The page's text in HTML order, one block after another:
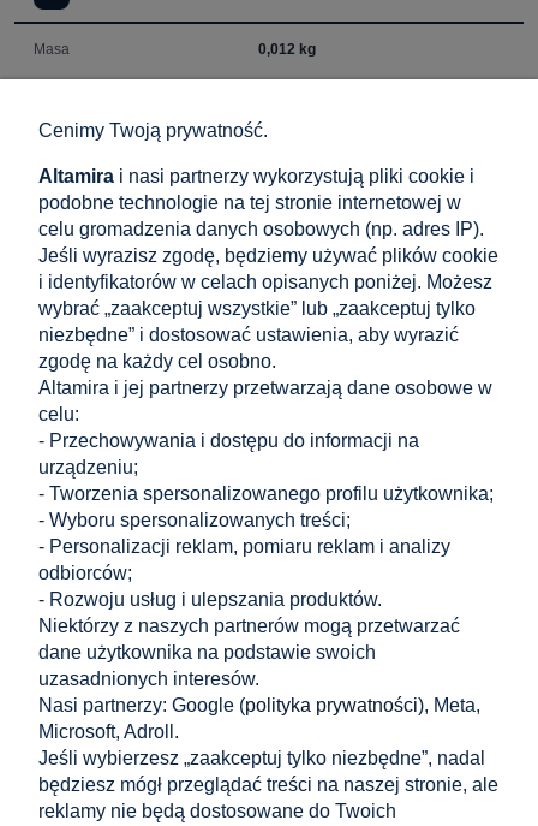
Masa 0,012 kg
Zastosowanie systemy fotowoltaiczne
, konstrukcje
zewnętrzne
Produkty powiązane
Pręt gwintowany DIN 976 M10x1000 mm stal
nierdzewna A2
8,47 zł
Cena netto:6,89 zł do koszyka
Zakupy
Pomoc
Moje konto
Informacje
Cenimy Twoją prywatność.
Altamira i nasi partnerzy wykorzystują pliki cookie i
podobne technologie na tej stronie internetowej w
celu gromadzenia danych osobowych (np. adres IP).
Jeśli wyrazisz zgodę, będziemy używać plików cookie
i identyfikatorów w celach opisanych poniżej. Możesz
wybrać „zaakceptuj wszystkie” lub „zaakceptuj tylko
niezbędne” i dostosować ustawienia, aby wyrazić
zgodę na każdy cel osobno.
Altamira i jej partnerzy przetwarzają dane osobowe w
celu:
- Przechowywania i dostępu do informacji na
urządzeniu;
- Tworzenia spersonalizowanego profilu użytkownika;
- Wyboru spersonalizowanych treści;
- Personalizacji reklam, pomiaru reklam i analizy
odbiorców;
- Rozwoju usług i ulepszania produktów.
Niektórzy z naszych partnerów mogą przetwarzać
dane użytkownika na podstawie swoich
uzasadnionych interesów.
Nasi partnerzy: Google (polityka prywatności), Meta,
Microsoft, Adroll.
Jeśli wybierzesz „zaakceptuj tylko niezbędne”, nadal
będziesz mógł przeglądać treści na naszej stronie, ale
reklamy nie będą dostosowane do Twoich